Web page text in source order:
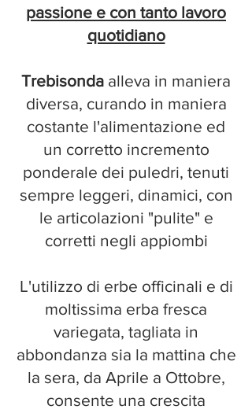
passione e con tanto lavoro
quotidiano
Trebisonda alleva in maniera
diversa, curando in maniera
costante l'alimentazione ed
un corretto incremento
ponderale dei puledri, tenuti
sempre leggeri, dinamici, con
le articolazioni "pulite" e
corretti negli appiombi
L'utilizzo di erbe officinali e di
moltissima erba fresca
variegata, tagliata in
abbondanza sia la mattina che
la sera, da Aprile a Ottobre,
consente una crescita